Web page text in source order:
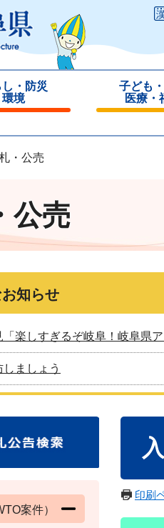
し・防災
環境
子ども
医療・
じ
・公売
公売
知らせ
「楽しすぎるぞ岐阜！岐阜県
ましょう
印刷
案件）